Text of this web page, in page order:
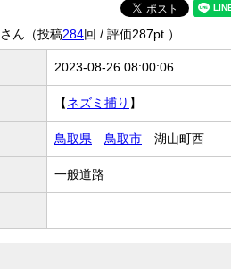
さん（投稿284回 / 評価287pt.）
2023-08-26 08:00:06
【ネズミ捕り 】
鳥取県 鳥取市 湖山町西
一般道路